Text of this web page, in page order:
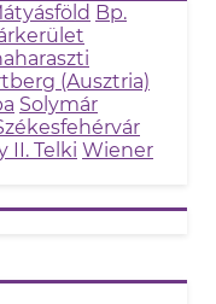
Bp.
(Ausztria)
Solymár
II. Telki Wiener